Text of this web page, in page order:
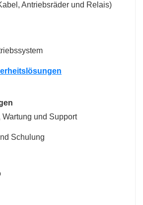
Antriebsräder und Relais)
Wartung und Support
Schulung